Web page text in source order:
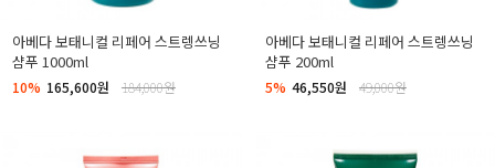
아베다 보태니컬 리페어 스트렝쓰닝
샴푸 1000ml
10% 165,600원 184,000원
아베다 보태니컬 리페어 스트렝쓰닝
샴푸 200ml
5% 46,550원 49,000원